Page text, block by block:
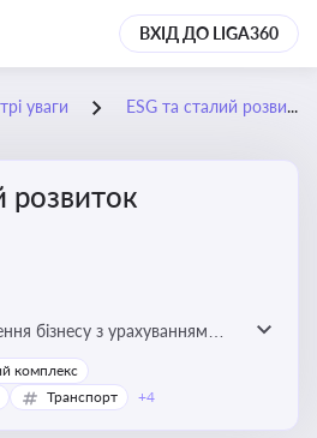
ВХІД ДО LIGA360
уваги ESG та сталий розвиток
розвиток
бізнесу з урахуванням
та управлінських факторів
сталості
комплекс
Транспорт +4